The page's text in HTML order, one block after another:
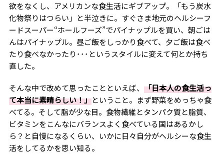
欲をなくし、アメリカンな食生活にギブアップ。「もう炭水
化物祭りはつらい」と半泣きに。すぐさま地元のヘルシーフ
ードスーパー“ホールフーズ”でパイナップルを買い、朝ごは
んはパイナップル。昼ご飯をしっかり食べて、夕ご飯は食べ
たり食べなかったり･･･というスタイルに変えて何とか持ち
直した。
そんな中で改めて思ったことといえば、 「日本人の食生活っ
て本当に素晴らしい！」ということ。まず野菜をめっちゃ食
べてる。そして脂が少な目。食物繊維とタンパク質と脂質、
ビタミンをこんなにバランスよく食べている国はあるかし
ら？と自慢になるくらい、いかに日々自分がヘルシーな食生
活をしてるかを思い知る。